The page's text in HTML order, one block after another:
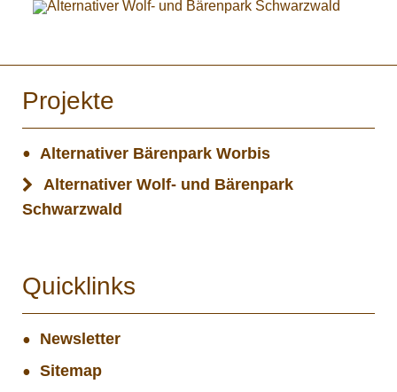
Projekte
Alternativer Bärenpark Worbis
Alternativer Wolf- und Bärenpark
Schwarzwald
Quicklinks
Newsletter
Sitemap